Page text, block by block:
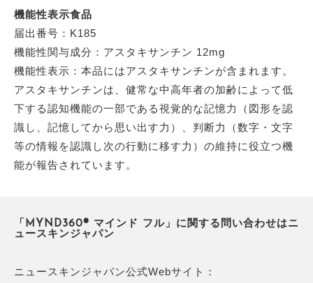
機能性表示食品
届出番号：K185
機能性関与成分：アスタキサンチン 12mg
機能性表示：本品にはアスタキサンチンが含まれます。
アスタキサンチンは、健常な中高年者の加齢によって低
下する認知機能の一部である視覚的な記憶力（図形を認
識し、記憶してから思い出す力）、判断力（数字・文字
等の情報を認識し次の行動に移す力）の維持に役立つ機
能が報告されています。
「MYND360® マインド フル」に関する問い合わせはニ
ュースキンジャパン
ニュースキンジャパン公式Webサイト：